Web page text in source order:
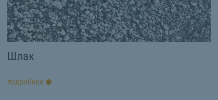
Шлак
подробнее